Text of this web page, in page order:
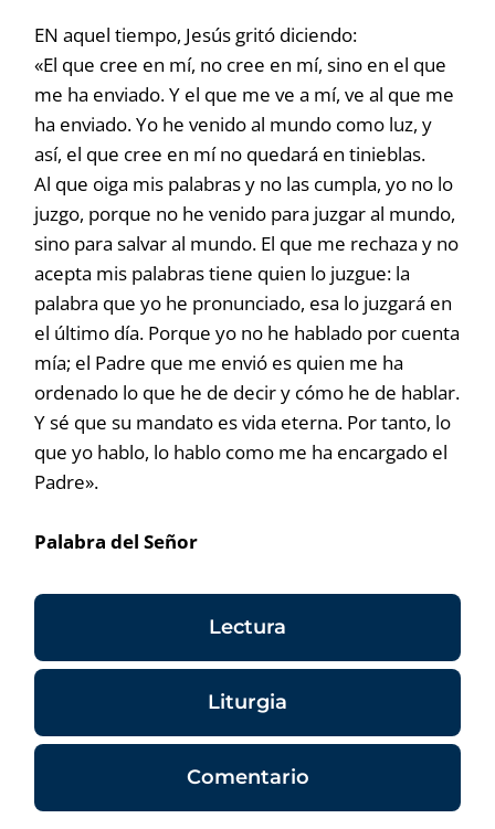
EN aquel tiempo, Jesús gritó diciendo:
«El que cree en mí, no cree en mí, sino en el que
me ha enviado. Y el que me ve a mí, ve al que me
ha enviado. Yo he venido al mundo como luz, y
así, el que cree en mí no quedará en tinieblas.
Al que oiga mis palabras y no las cumpla, yo no lo
juzgo, porque no he venido para juzgar al mundo,
sino para salvar al mundo. El que me rechaza y no
acepta mis palabras tiene quien lo juzgue: la
palabra que yo he pronunciado, esa lo juzgará en
el último día. Porque yo no he hablado por cuenta
mía; el Padre que me envió es quien me ha
ordenado lo que he de decir y cómo he de hablar.
Y sé que su mandato es vida eterna. Por tanto, lo
que yo hablo, lo hablo como me ha encargado el
Padre».
Palabra del Señor
Lectura
Liturgia
Comentario